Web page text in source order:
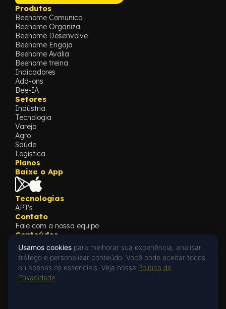
Produtos
Beehome Comunica
Beehome Organiza
Beehome Desenvolve
Beehome Engaja
Beehome Avalia
Beehome treina
Indicadores
Add-ons
Bee-IA
Setores
Indústria
Tecnologia
Varejo
Agro
Saúde
Logística
Planos
Baixe o App
Tecnologias
API's
Contato
Fale com a nossa equipe
Conteúdos
Blog
Cases
What's New
Privacidade
Privacy Policy
Usamos cookies para melhorar sua experiência, analisar
tráfego e personalizar conteúdo. Você pode aceitar todos
ou apenas os essenciais. Veja nossa Política de
Privacidade
Oi! 👋 Posso ajudar?